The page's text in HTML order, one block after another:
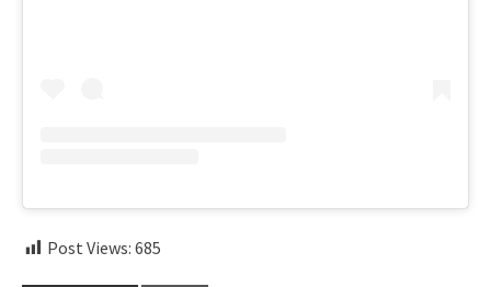
Post Views: 685